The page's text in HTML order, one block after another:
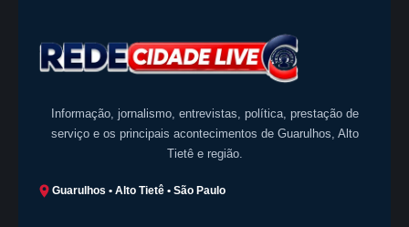
Informação, jornalismo, entrevistas, política, prestação de
serviço e os principais acontecimentos de Guarulhos, Alto
Tietê e região.
Guarulhos • Alto Tietê • São Paulo